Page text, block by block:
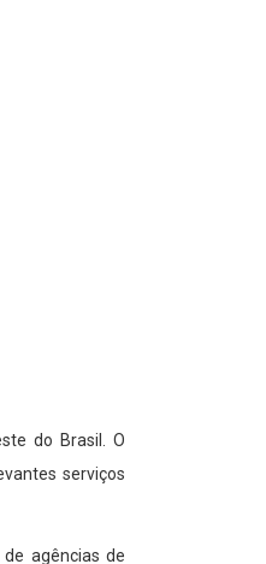
do Brasil. O
serviços
agências de